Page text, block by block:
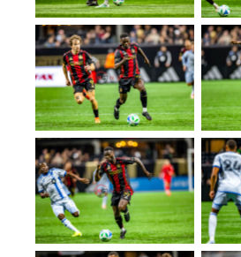
No Caption
No Caption